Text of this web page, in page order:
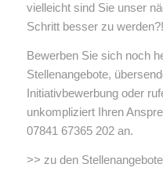
vielleicht sind Sie unser
Schritt besser zu werden?!
Bewerben Sie sich noch
Stellenangebote,
Initiativbewerbung oder
unkompliziert Ihren
07841 67365 202 an.
>> zu den